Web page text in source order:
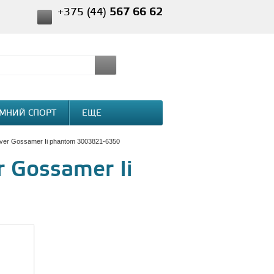
+375 (44) 567 66 62
СПОРТ ЕЩЕ
Gossamer Ii phantom 3003821-6350
Gossamer Ii